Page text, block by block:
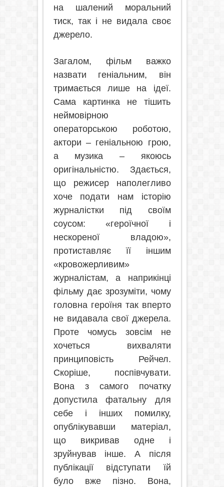
на шалений моральний
тиск, так і не видала своє
джерело.
Загалом, фільм важко
назвати геніальним, він
тримається лише на ідеї.
Сама картинка не тішить
неймовірною
операторською роботою,
актори – геніальною грою,
а музика – якоюсь
оригінальністю. Здається,
що режисер наполегливо
хоче подати нам історію
журналістки під своїм
соусом: «героїчної і
нескореної владою»,
протиставляє її іншим
«кровожерливим»
журналістам, а наприкінці
фільму дає зрозуміти, чому
головна героїня так вперто
не видавала свої джерела.
Проте чомусь зовсім не
хочеться вихваляти
принциповість Рейчел.
Скоріше, поспівчувати.
Вона з самого початку
допустила фатальну для
себе і інших помилку,
опублікувавши матеріал,
що викривав одне і
зруйнував інше. А після
публікації відступати їй
було вже пізно. Вона,